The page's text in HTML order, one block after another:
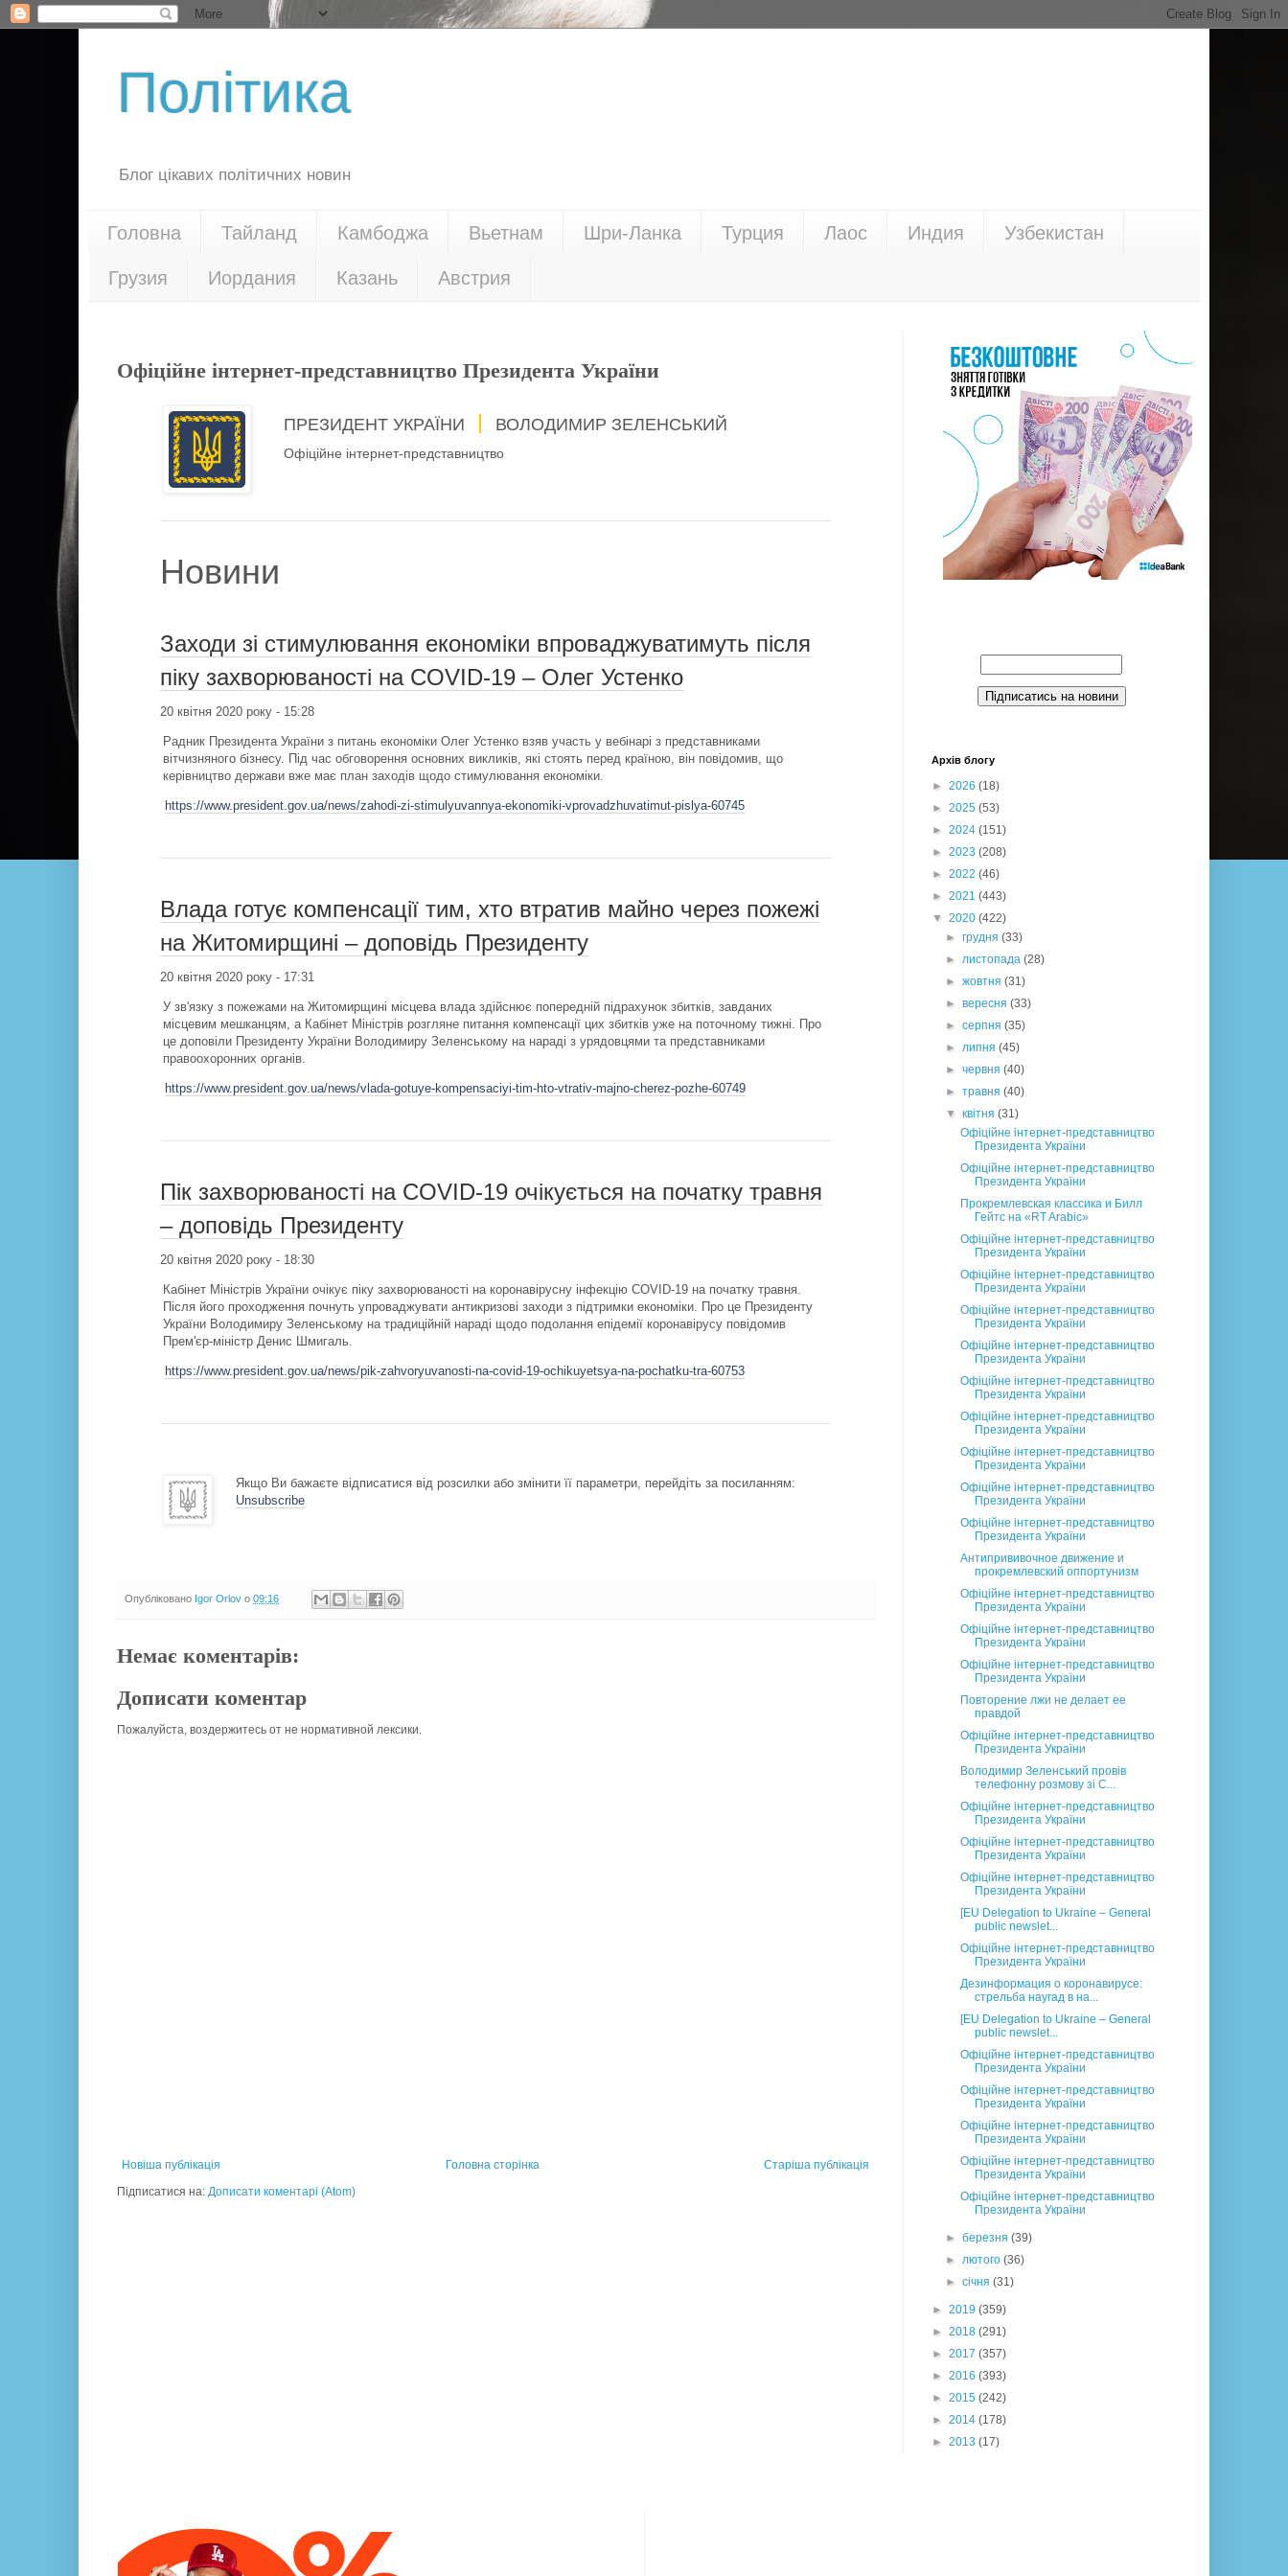
Політика
Блог цікавих політичних новин
Головна Тайланд Камбоджа Вьетнам Шри-Ланка Турция Лаос Индия Узбекистан
Грузия Иордания Казань Австрия
Офіційне інтернет-представництво Президента України
ПРЕЗИДЕНТ УКРАЇНИ ВОЛОДИМИР ЗЕЛЕНСЬКИЙ
Офіційне інтернет-представництво
Новини
Заходи зі стимулювання економіки впроваджуватимуть після
піку захворюваності на COVID-19 – Олег Устенко
20 квітня 2020 року - 15:28
Радник Президента України з питань економіки Олег Устенко взяв участь у вебінарі з представниками
вітчизняного бізнесу. Під час обговорення основних викликів, які стоять перед країною, він повідомив, що
керівництво держави вже має план заходів щодо стимулювання економіки.
https://www.president.gov.ua/news/zahodi-zi-stimulyuvannya-ekonomiki-vprovadzhuvatimut-pislya-60745
Влада готує компенсації тим, хто втратив майно через пожежі
на Житомирщині – доповідь Президенту
20 квітня 2020 року - 17:31
У зв'язку з пожежами на Житомирщині місцева влада здійснює попередній підрахунок збитків, завданих
місцевим мешканцям, а Кабінет Міністрів розгляне питання компенсації цих збитків уже на поточному тижні. Про
це доповіли Президенту України Володимиру Зеленському на нараді з урядовцями та представниками
правоохоронних органів.
https://www.president.gov.ua/news/vlada-gotuye-kompensaciyi-tim-hto-vtrativ-majno-cherez-pozhe-60749
Пік захворюваності на COVID-19 очікується на початку травня
– доповідь Президенту
20 квітня 2020 року - 18:30
Кабінет Міністрів України очікує піку захворюваності на коронавірусну інфекцію COVID-19 на початку травня.
Після його проходження почнуть упроваджувати антикризові заходи з підтримки економіки. Про це Президенту
України Володимиру Зеленському на традиційній нараді щодо подолання епідемії коронавірусу повідомив
Прем'єр-міністр Денис Шмигаль.
https://www.president.gov.ua/news/pik-zahvoryuvanosti-na-covid-19-ochikuyetsya-na-pochatku-tra-60753
Якщо Ви бажаєте відписатися від розсилки або змінити її параметри, перейдіть за посиланням:
Unsubscribe
Опубліковано Igor Orlov о 09:16
Немає коментарів:
Дописати коментар
Пожалуйста, воздержитесь от не нормативной лексики.
Новіша публікація Старіша публікація
Головна сторінка
Підписатися на: Дописати коментарі (Atom)
Архів блогу
► 2026 (18)
► 2025 (53)
► 2024 (151)
► 2023 (208)
► 2022 (46)
► 2021 (443)
▼ 2020 (422)
►грудня(33)
►листопада(28)
►жовтня(31)
►вересня(33)
►серпня(35)
►липня(45)
►червня(40)
►травня(40)
▼квітня(31)
Офіційне інтернет-представництво
Президента України
Офіційне інтернет-представництво
Президента України
Прокремлевская классика и Билл
Гейтс на «RT Arabic»
Офіційне інтернет-представництво
Президента України
Офіційне інтернет-представництво
Президента України
Офіційне інтернет-представництво
Президента України
Офіційне інтернет-представництво
Президента України
Офіційне інтернет-представництво
Президента України
Офіційне інтернет-представництво
Президента України
Офіційне інтернет-представництво
Президента України
Офіційне інтернет-представництво
Президента України
Офіційне інтернет-представництво
Президента України
Антипрививочное движение и
прокремлевский оппортунизм
Офіційне інтернет-представництво
Президента України
Офіційне інтернет-представництво
Президента України
Офіційне інтернет-представництво
Президента України
Повторение лжи не делает ее
правдой
Офіційне інтернет-представництво
Президента України
Володимир Зеленський провів
телефонну розмову зі С...
Офіційне інтернет-представництво
Президента України
Офіційне інтернет-представництво
Президента України
Офіційне інтернет-представництво
Президента України
[EU Delegation to Ukraine – General
public newslet...
Офіційне інтернет-представництво
Президента України
Дезинформация о коронавирусе:
стрельба наугад в на...
[EU Delegation to Ukraine – General
public newslet...
Офіційне інтернет-представництво
Президента України
Офіційне інтернет-представництво
Президента України
Офіційне інтернет-представництво
Президента України
Офіційне інтернет-представництво
Президента України
Офіційне інтернет-представництво
Президента України
►березня(39)
►лютого(36)
►січня(31)
► 2019 (359)
► 2018 (291)
► 2017 (357)
► 2016 (393)
► 2015 (242)
► 2014 (178)
► 2013 (17)